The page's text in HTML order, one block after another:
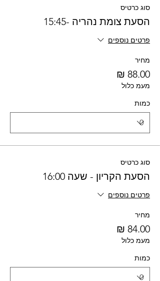
סוג כרטיס
הסעת צומת נהריה -15:45
פרטים נוספים
מחיר
מעמ כלול
כמות
סוג כרטיס
הסעת הקריון - שעה 16:00
פרטים נוספים
מחיר
מעמ כלול
כמות